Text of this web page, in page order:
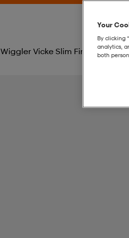
Wiggler Vicke Slim Firetiger 18g
Your
By clicking
analytics,
both